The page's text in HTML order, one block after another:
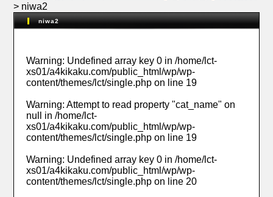
> niwa2
niwa2
Warning: Undefined array key 0 in/home/lct-
xs01/a4kikaku.com/public_html/wp/wp-
content/themes/lct/single.php on line 19
Warning: Attempt to read property "cat_name" on
null in/home/lct-
xs01/a4kikaku.com/public_html/wp/wp-
content/themes/lct/single.php on line 19
Warning: Undefined array key 0 in/home/lct-
xs01/a4kikaku.com/public_html/wp/wp-
content/themes/lct/single.php on line 20